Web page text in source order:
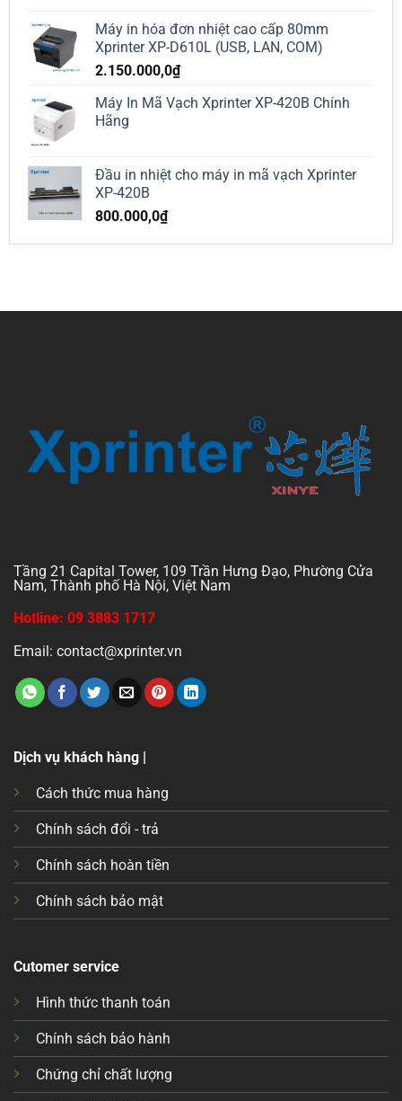
Máy in hóa đơn nhiệt cao cấp 80mm
Xprinter XP-D610L (USB, LAN, COM)
2.150.000,0₫
Máy In Mã Vạch Xprinter XP-420B Chính
Hãng
Đầu in nhiệt cho máy in mã vạch Xprinter
XP-420B
800.000,0₫
Tầng 21 Capital Tower, 109 Trần Hưng Đạo, Phường Cửa
Nam, Thành phố Hà Nội, Việt Nam
Hotline: 09 3883 1717
Email: contact@xprinter.vn
Dịch vụ khách hàng |
Cách thức mua hàng
Chính sách đổi - trả
Chính sách hoàn tiền
Chính sách bảo mật
Cutomer service
Hình thức thanh toán
Chính sách bảo hành
Chứng chỉ chất lượng